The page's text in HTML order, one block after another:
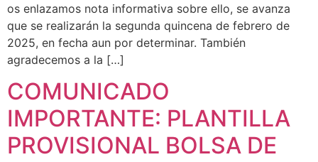
os enlazamos nota informativa sobre ello, se avanza
que se realizarán la segunda quincena de febrero de
2025, en fecha aun por determinar. También
agradecemos a la […]
COMUNICADO
IMPORTANTE: PLANTILLA
PROVISIONAL BOLSA DE